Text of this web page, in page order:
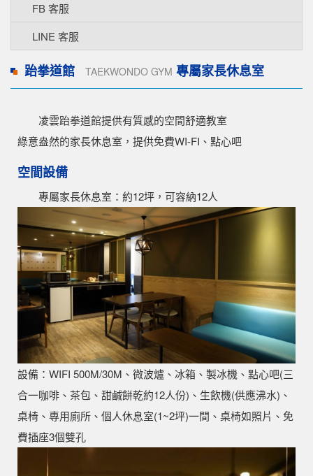
FB 客服
LINE 客服
跆拳道館 TAEKWONDO GYM 專屬家長休息室
凌雲跆拳道館提供有質感的空間舒適教室
綠意盎然的家長休息室，提供免費WI-FI、點心吧
空間設備
專屬家長休息室：約12坪，可容納12人
設備：WIFI 500M/30M、微波爐、冰箱、製冰機、點心吧(三
合一咖啡、茶包、甜鹹餅乾約12人份)、生飲機(供應沸水)、
桌椅、專用廁所、個人休息室(1~2坪)一間、桌椅如照片、免
費插座3個雙孔